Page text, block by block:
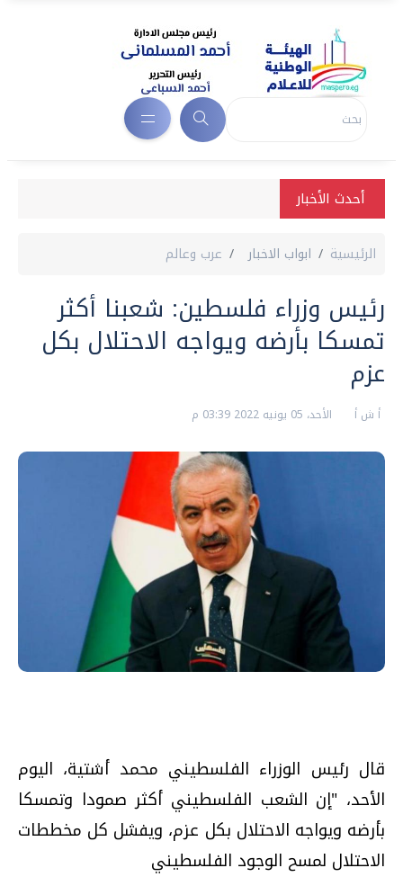
أحدث الأخبار
الرئيسية ابواب الاخبار عرب وعالم
رئيس وزراء فلسطين: شعبنا أكثر
تمسكا بأرضه ويواجه الاحتلال بكل
عزم
أ ش أ الأحد، 05 يونيه 2022 03:39 م
قال رئيس الوزراء الفلسطيني محمد أشتية، اليوم
الأحد، "إن الشعب الفلسطيني أكثر صمودا وتمسكا
بأرضه ويواجه الاحتلال بكل عزم، ويفشل كل مخططات
الاحتلال لمسح الوجود الفلسطيني